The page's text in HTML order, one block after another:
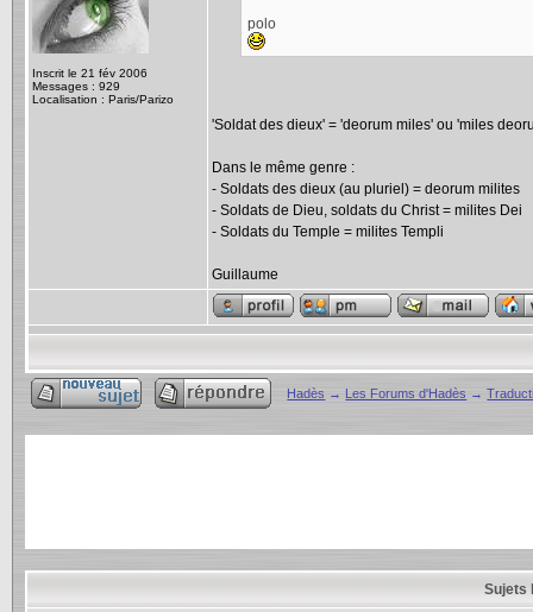
Inscrit le 21 fév 2006
Messages : 929
Localisation : Paris/Parizo
polo
'Soldat des dieux' = 'deorum miles' ou 'miles
Dans le même genre :
- Soldats des dieux (au pluriel) = deorum milites
- Soldats de Dieu, soldats du Christ = milites Dei
- Soldats du Temple = milites Templi
Guillaume
Hadès → Les Forums d'Hadès →
Sujets